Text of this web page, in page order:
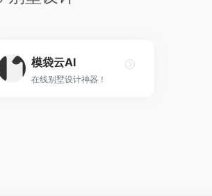
模袋云AI
在线别墅设计神器！